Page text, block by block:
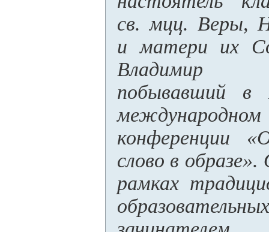
св. мцц. Веры,
и матери их
Владимир
побывавший в
конференции
слово в
рамках